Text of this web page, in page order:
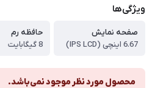
ویژگی‌ها
صفحه نمایش
6.67 اینچی (IPS LCD)
حافظه رم
8 گیگابایت
محصول مورد نظر موجود نمی‌باشد.